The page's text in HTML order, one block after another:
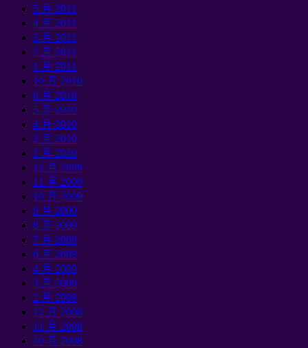
5 月 2011
4 月 2011
3 月 2011
2 月 2011
1 月 2011
10 月 2010
6 月 2010
5 月 2010
4 月 2010
2 月 2010
1 月 2010
12 月 2009
11 月 2009
10 月 2009
9 月 2009
8 月 2009
7 月 2009
6 月 2009
4 月 2009
3 月 2009
2 月 2009
12 月 2008
11 月 2008
10 月 2008